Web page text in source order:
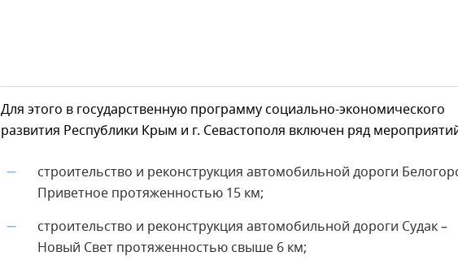
Для этого в государственную программу социально-экономического
развития Республики Крым и г. Севастополя включен ряд
—
строительство и реконструкция автомобильной дороги
Приветное протяженностью 15 км;
—
строительство и реконструкция автомобильной дороги Судак –
Новый Свет протяженностью свыше 6 км;